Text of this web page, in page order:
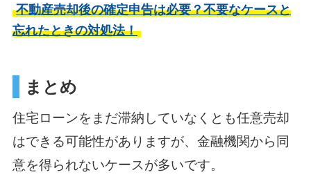
不動産売却後の確定申告は必要？不要なケースと
忘れたときの対処法！
まとめ
住宅ローンをまだ滞納していなくとも任意売却
はできる可能性がありますが、金融機関から同
意を得られないケースが多いです。